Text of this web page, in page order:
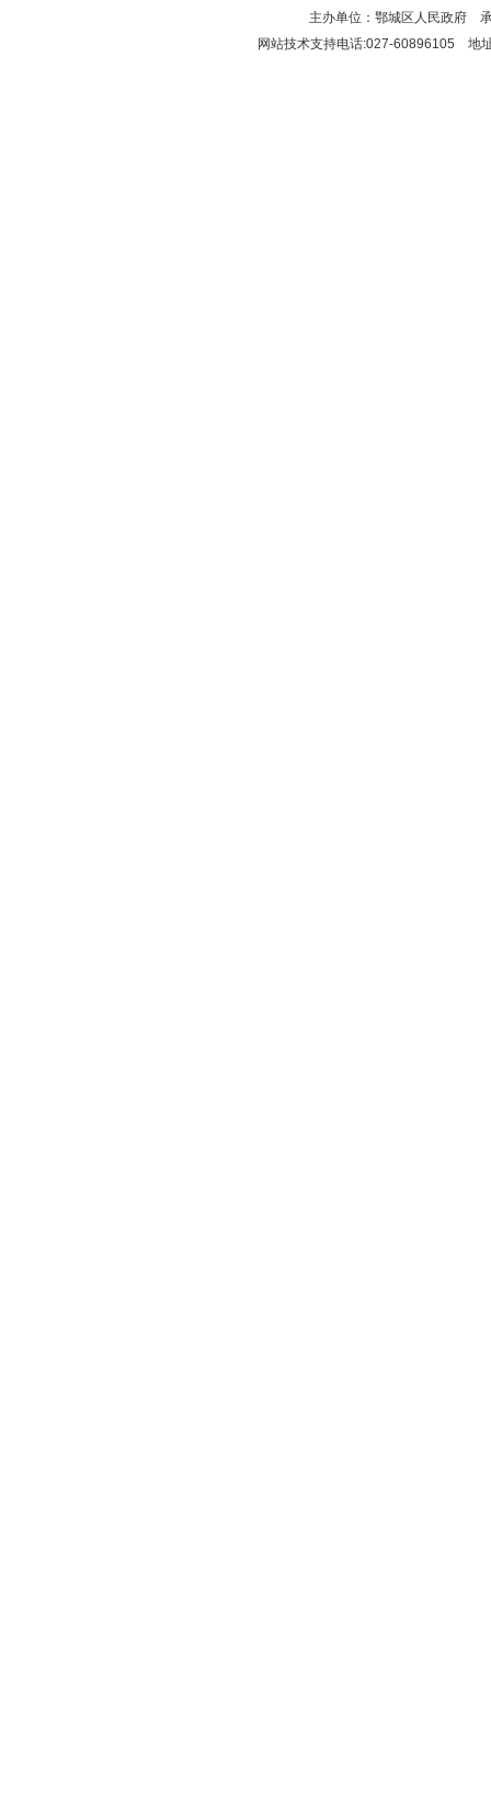
主办单位：鄂城区人民政府
网站技术支持电话:027-60896105 地